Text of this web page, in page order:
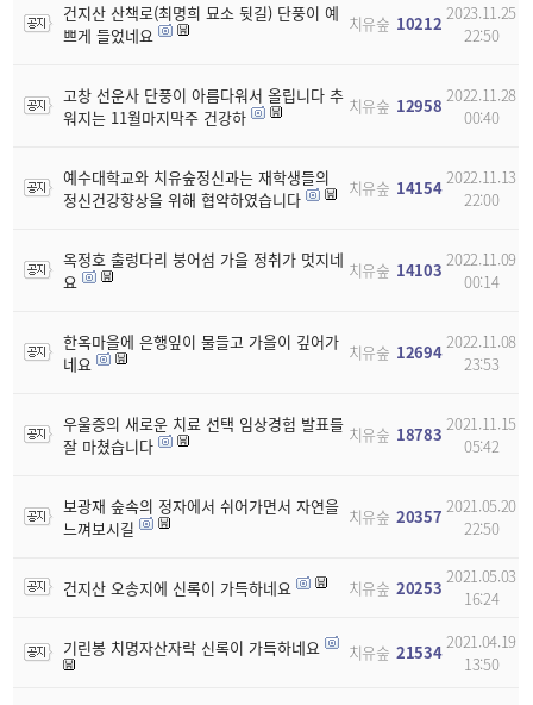
건지산 산책로(최명희 묘소 뒷길) 단풍이 예
쁘게 들었네요
치유숲 10212 2023.11.25
22:50
고창 선운사 단풍이 아름다워서 올립니다 추
워지는 11월마지막주 건강하
치유숲 12958 2022.11.28
00:40
예수대학교와 치유숲정신과는 재학생들의
정신건강향상을 위해 협약하였습니다
치유숲 141542022.11.13
22:00
옥정호 출렁다리 붕어섬 가을 정취가 멋지네
요
치유숲 14103 2022.11.09
00:14
한옥마을에 은행잎이 물들고 가을이 깊어가
네요
치유숲 126942022.11.08
23:53
우울증의 새로운 치료 선택 임상경험 발표를
잘 마쳤습니다
치유숲 18783 2021.11.15
05:42
보광재 숲속의 정자에서 쉬어가면서 자연을
느껴보시길
치유숲 20357 2021.05.20
22:50
건지산 오송지에 신록이 가득하네요 치유숲 20253
2021.05.03
16:24
기린봉 치명자산자락 신록이 가득하네요 치유숲 215342021.04.19
13:50